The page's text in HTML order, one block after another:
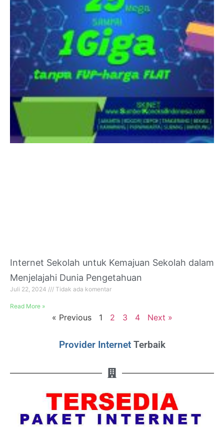
Internet Sekolah untuk Kemajuan Sekolah dalam
Menjelajahi Dunia Pengetahuan
Juli 22, 2024 Tidak ada komentar
Read More »
« Previous 1 2 3 4 Next »
Provider Internet Terbaik